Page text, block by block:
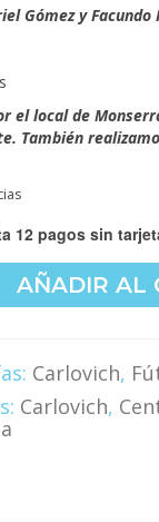
era:
Gómez y Facundo
el local de
También
12 pagos sin
AÑADIR AL
Carlovich,
Carlovich,